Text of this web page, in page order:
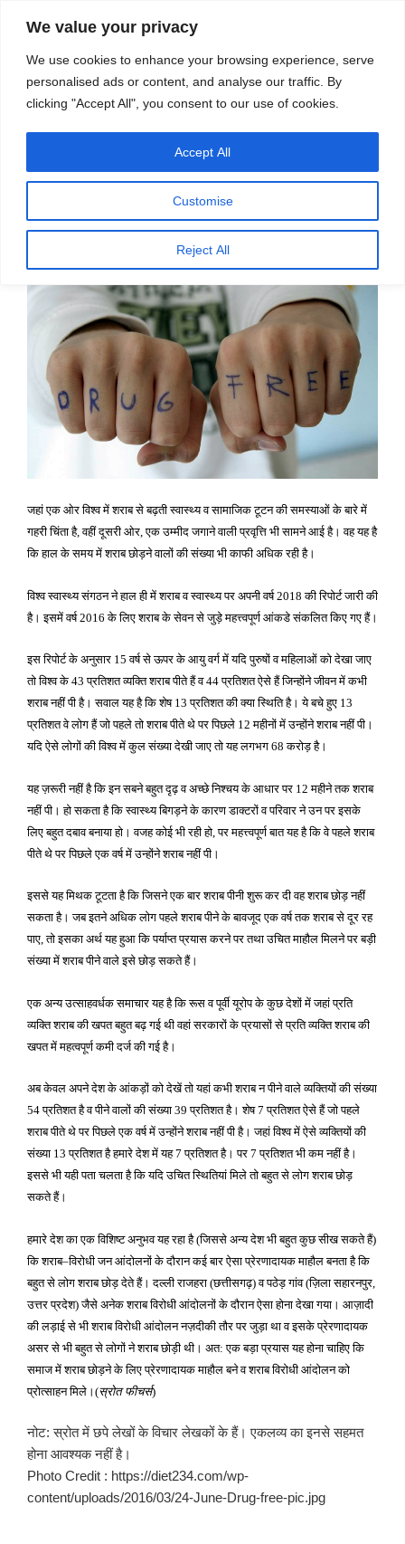
We value your privacy
We use cookies to enhance your browsing experience, serve
personalised ads or content, and analyse our traffic. By
clicking "Accept All", you consent to our use of cookies.
Customise
Reject All
Accept All
स्रोत
मेनू
अक्टूबर 24, 2018पर
प्रकाशित
गया
नशा विरोधी प्रयासों के लिए अच्छी खबर – भारत डोगरा
जहां एक ओर विश्व में शराब से बढ़ती स्वास्थ्य व सामाजिक टूटन की समस्याओं के बारे में
गहरी चिंता है,वहीं दूसरी ओर,एक उम्मीद जगाने वाली प्रवृत्ति भी सामने आई है। वह यह है
कि हाल के समय में शराब छोड़ने वालों की संख्या भी काफी अधिक रही है।
विश्व स्वास्थ्य संगठन ने हाल ही में शराब व स्वास्थ्य पर अपनी वर्ष2018की रिपोर्ट जारी की
है। इसमें वर्ष2016के लिए शराब के सेवन से जुड़े महत्त्वपूर्ण आंकडे संकलित किए गए हैं।
इस रिपोर्ट के अनुसार 15वर्ष से ऊपर के आयु वर्ग में यदि पुरुषों व महिलाओं को देखा जाए
तो विश्व के 43प्रतिशत व्यक्ति शराब पीते हैं व44प्रतिशत ऐसे हैं जिन्होंने जीवन में कभी
शराब नहीं पी है। सवाल यह है कि शेष 13प्रतिशत की क्या स्थिति है। ये बचे हुए 13
प्रतिशत वे लोग हैं जो पहले तो शराब पीते थे पर पिछले 12महीनों में उन्होंने शराब नहीं पी।
यदि ऐसे लोगों की विश्व में कुल संख्या देखी जाए तो यह लगभग 68करोड़ है।
यह ज़रूरी नहीं है कि इन सबने बहुत दृढ़ व अच्छे निश्चय के आधार पर 12महीने तक शराब
नहीं पी। हो सकता है कि स्वास्थ्य बिगड़ने के कारण डाक्टरों व परिवार ने उन पर इसके
लिए बहुत दबाव बनाया हो। वजह कोई भी रही हो ,पर महत्त्वपूर्ण बात यह है कि वे पहले शराब
पीते थे पर पिछले एक वर्ष में उन्होंने शराब नहीं पी।
इससे यह मिथक टूटता है कि जिसने एक बार शराब पीनी शुरू कर दी वह शराब छोड़ नहीं
सकता है। जब इतने अधिक लोग पहले शराब पीने के बावजूद एक वर्ष तक शराब से दूर रह
पाए,तो इसका अर्थ यह हुआ कि पर्याप्त प्रयास करने पर तथा उचित माहौल मिलने पर बड़ी
संख्या में शराब पीने वाले इसे छोड़ सकते हैं।
एक अन्य उत्साहवर्धक समाचार यह है कि रूस व पूर्वी यूरोप के कुछ देशों में जहां प्रति
व्यक्ति शराब की खपत बहुत बढ़ गई थी वहां सरकारों के प्रयासों से प्रति व्यक्ति शराब की
खपत में महत्वपूर्ण कमी दर्ज की गई है।
अब केवल अपने देश के आंकड़ों को देखें तो यहां कभी शराब न पीने वाले व्यक्तियों की संख्या
54प्रतिशत है व पीने वालों की संख्या 39प्रतिशत है। शेष7प्रतिशत ऐसे हैं जो पहले
शराब पीते थे पर पिछले एक वर्ष में उन्होंने शराब नहीं पी है। जहां विश्व में ऐसे व्यक्तियों की
संख्या 13प्रतिशत है हमारे देश में यह7प्रतिशत है। पर 7प्रतिशत भी कम नहीं है।
इससे भी यही पता चलता है कि यदि उचित स्थितियां मिले तो बहुत से लोग शराब छोड़
सकते हैं।
हमारे देश का एक विशिष्ट अनुभव यह रहा है(जिससे अन्य देश भी बहुत कुछ सीख सकते हैं)
कि शराब–विरोधी जन आंदोलनों के दौरान कई बार ऐसा प्रेरणादायक माहौल बनता है कि
बहुत से लोग शराब छोड़ देते हैं। दल्ली राजहरा (छत्तीसगढ़)व पठेड़ गांव(ज़िला सहारनपुर
उत्तर प्रदेश)जैसे अनेक शराब विरोधी आंदोलनों के दौरान ऐसा होना देखा गया। आज़ादी
की लड़ाई से भी शराब विरोधी आंदोलन नज़दीकी तौर पर जुड़ा था व इसके प्रेरणादायक
असर से भी बहुत से लोगों ने शराब छोड़ी थी। अत:एक बड़ा प्रयास यह होना चाहिए कि
समाज में शराब छोड़ने के लिए प्रेरणादायक माहौल बने व शराब विरोधी आंदोलन को
प्रोत्साहन मिले। (स्रोत फीचर्स)
नोट: स्रोत में छपे लेखों के विचार लेखकों के हैं। एकलव्य का इनसे सहमत
होना आवश्यक नहीं है।
Photo Credit : https://diet234.com/wp-
content/uploads/2016/03/24-June-Drug-free-pic.jpg